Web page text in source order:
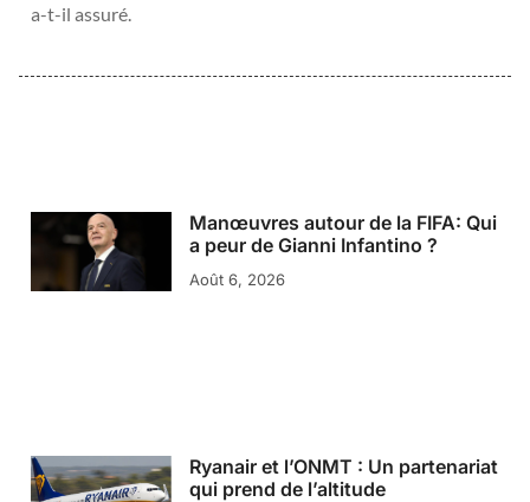
a-t-il assuré.
Manœuvres autour de la FIFA: Qui
a peur de Gianni Infantino ?
Août 6, 2026
Ryanair et l’ONMT : Un partenariat
qui prend de l’altitude